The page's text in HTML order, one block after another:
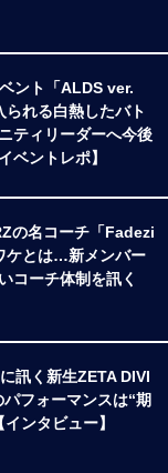
ント「ALDS ver.
れる白熱したバト
ティリーダーへ今後
ベントレポ】
の名コーチ「Fadezi
ケとは…新メンバー
コーチ体制を訊く
訊く新生ZETA DIVI
フォーマンスは“期
ンタビュー】